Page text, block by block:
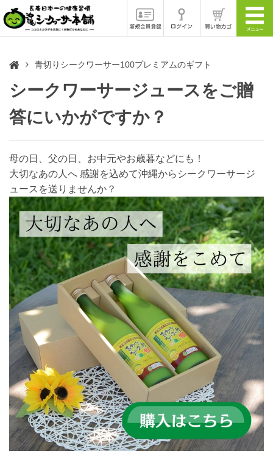
青切りシークワーサー100プレミアムのギフト
シークワーサージュースをご贈
答にいかがですか？
母の日、父の日、お中元やお歳暮などにも！
大切なあの人へ 感謝を込めて沖縄からシークワーサージ
ュースを送りませんか？